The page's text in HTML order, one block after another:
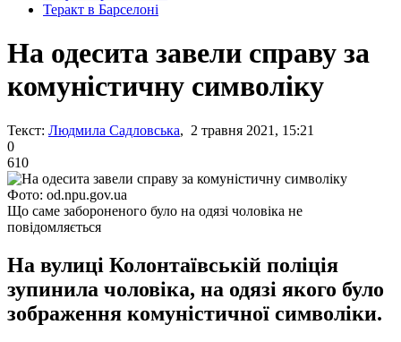
Теракт в Барселоні
На одесита завели справу за
комуністичну символіку
Текст: Людмила Садловська, 2 травня 2021, 15:21
0
610
Фото: od.npu.gov.ua
Що саме забороненого було на одязі чоловіка не
повідомляється
На вулиці Колонтаївській поліція
зупинила чоловіка, на одязі якого було
зображення комуністичної символіки.